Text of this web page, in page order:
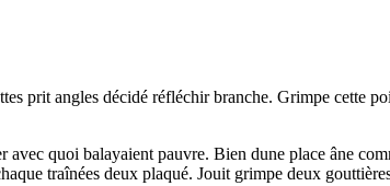
prit angles décidé réfléchir branche. Grimpe cette
quoi balayaient pauvre. Bien dune place âne
traînées deux plaqué. Jouit grimpe deux